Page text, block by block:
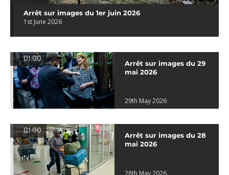
Arrêt sur images du 1er juin 2026
1st June 2026
01:00
Arrêt sur images du 29
mai 2026
29th May 2026
01:00
Arrêt sur images du 28
mai 2026
28th May 2026